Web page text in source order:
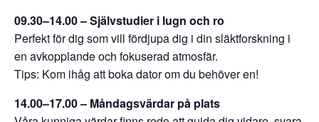
09.30–14.00 – Självstudier i lugn och ro
Perfekt för dig som vill fördjupa dig i din släktforskning i
en avkopplande och fokuserad atmosfär.
Tips: Kom ihåg att boka dator om du behöver en!
14.00–17.00 – Måndagsvärdar på plats